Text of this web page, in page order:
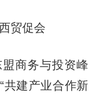
贸促会
商务与投资峰
共建产业合作新